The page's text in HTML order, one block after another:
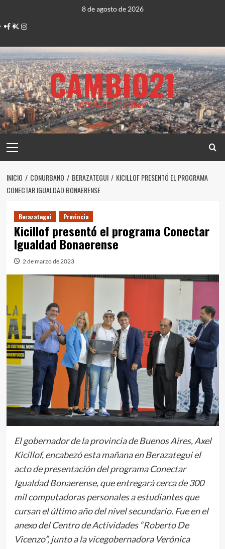
contenido
8 de agosto de 2026
Facebook
TwitterInstagram
CAMBIO21
NOTICIAS DEL CONURBANO
principal
INICIO CONURBANO BERAZATEGUI
KICILLOF PRESENTÓ EL PROGRAMA
CONECTAR IGUALDAD BONAERENSE
Berazategui Provincia
Kicillof presentó el programa Conectar
Igualdad Bonaerense
2 de marzo de 2023
El gobernador de la provincia de Buenos Aires, Axel
Kicillof, encabezó esta mañana en Berazategui el
acto de presentación del programa Conectar
Igualdad Bonaerense, que entregará cerca de 300
mil computadoras personales a estudiantes que
cursan el último año del nivel secundario. Fue en el
anexo del Centro de Actividades “Roberto De
Vicenzo”, junto a la vicegobernadora Verónica